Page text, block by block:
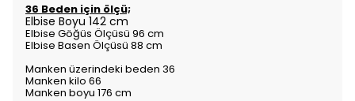
36 Beden için ölçü;
Elbise Boyu 142 cm
Elbise Göğüs Ölçüsü 96 cm
Elbise Basen Ölçüsü 88 cm
Manken üzerindeki beden 36
Manken kilo 66
Manken boyu 176 cm